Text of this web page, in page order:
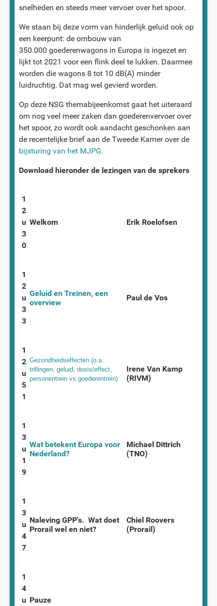
snelheden en steeds meer vervoer over het spoor.
We staan bij deze vorm van hinderlijk geluid ook op
een keerpunt: de ombouw van
350.000 goederenwagons in Europa is ingezet en
lijkt tot 2021 voor een flink deel te lukken. Daarmee
worden die wagons 8 tot 10 dB(A) minder
luidruchtig. Dat mag wel gevierd worden.
Op deze NSG themabijeenkomst gaat het uiteraard
om nog veel meer zaken dan goederenvervoer over
het spoor, zo wordt ook aandacht geschonken aan
de recentelijke brief aan de Tweede Kamer over de
bijsturing van het MJPG.
Download hieronder de lezingen van de sprekers
1
2
u
3
0
Welkom Erik Roelofsen
1
2
u
3
3
Geluid en Treinen, een
overview
Paul de Vos
1
2
u
5
1
Gezondheidseffecten (o.a.
trillingen, geluid, dosis/effect,
personentrein vs goederentrein)
Irene Van Kamp
(RIVM)
1
3
u
1
9
Wat betekent Europa voor
Nederland?
Michael Dittrich
(TNO)
1
3
u
4
7
Naleving GPP's. Wat doet
Prorail wel en niet?
Chiel Roovers
(Prorail)
1
4
u Pauze